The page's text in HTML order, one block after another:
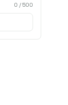
0 / 500